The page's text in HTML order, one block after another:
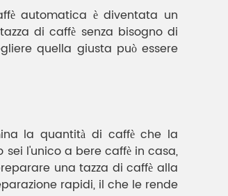
automatica è diventata un
di caffè senza bisogno di
quella giusta può essere
la quantità di caffè che la
l'unico a bere caffè in casa,
una tazza di caffè alla
rapidi, il che le rende